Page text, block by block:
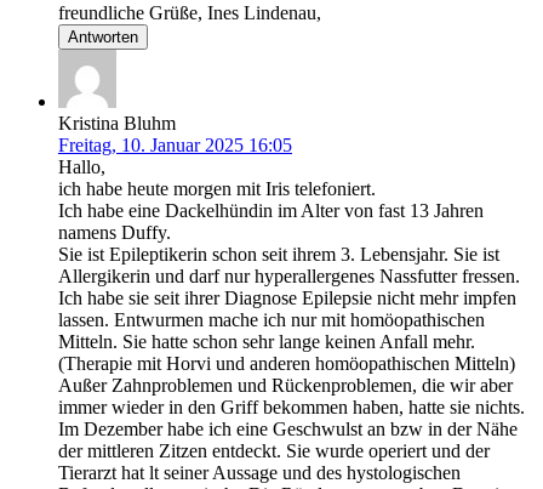
freundliche Grüße, Ines Lindenau,
Antworten
Kristina Bluhm
Freitag, 10. Januar 2025 16:05
Hallo,
ich habe heute morgen mit Iris telefoniert.
Ich habe eine Dackelhündin im Alter von fast 13 Jahren
namens Duffy.
Sie ist Epileptikerin schon seit ihrem 3. Lebensjahr. Sie ist
Allergikerin und darf nur hyperallergenes Nassfutter fressen.
Ich habe sie seit ihrer Diagnose Epilepsie nicht mehr impfen
lassen. Entwurmen mache ich nur mit homöopathischen
Mitteln. Sie hatte schon sehr lange keinen Anfall mehr.
(Therapie mit Horvi und anderen homöopathischen Mitteln)
Außer Zahnproblemen und Rückenproblemen, die wir aber
immer wieder in den Griff bekommen haben, hatte sie nichts.
Im Dezember habe ich eine Geschwulst an bzw in der Nähe
der mittleren Zitzen entdeckt. Sie wurde operiert und der
Tierarzt hat lt seiner Aussage und des hystologischen